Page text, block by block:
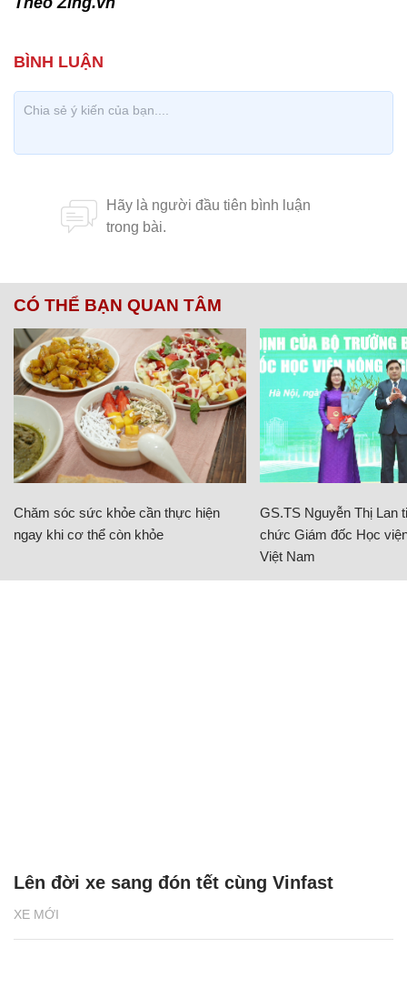
CÓ THỂ BẠN QUAN TÂM
Chăm sóc sức khỏe cần thực hiện
ngay khi cơ thể còn khỏe
GS.TS Nguyễn Thị Lan
chức Giám đốc Học
Việt Nam
XE MỚI
Lên đời xe sang đón tết cùng Vinfast